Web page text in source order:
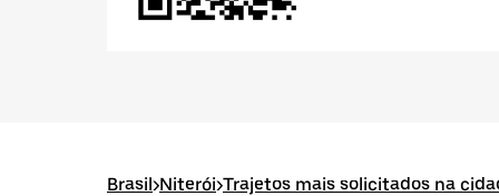
Brasil>Niterói>Trajetos mais solicitados na